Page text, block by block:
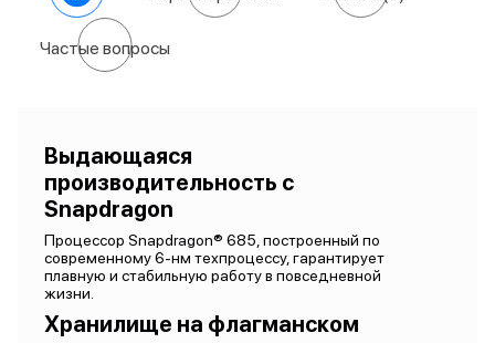
Частые вопросы
Выдающаяся
производительность с
Snapdragon
Процессор Snapdragon® 685, построенный по
современному 6-нм техпроцессу, гарантирует
плавную и стабильную работу в повседневной
жизни.
Хранилище на флагманском